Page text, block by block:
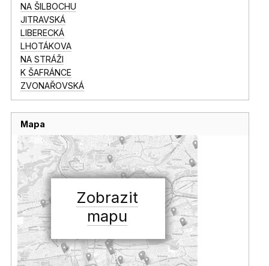
NA ŠILBOCHU
JITRAVSKÁ
LIBERECKÁ
LHOTÁKOVA
NA STRÁŽI
K ŠAFRÁNCE
ZVONAŘOVSKÁ
Mapa
Zobrazit
mapu